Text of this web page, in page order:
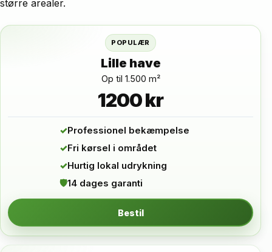
større arealer.
POPULÆR
Lille have
Op til 1.500 m²
1200 kr
✓Professionel bekæmpelse
✓Fri kørsel i området
✓Hurtig lokal udrykning
🛡14 dages garanti
Bestil